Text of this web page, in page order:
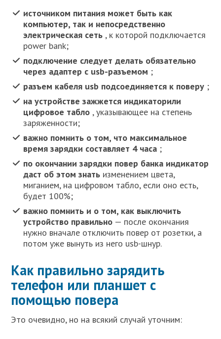
источником питания может быть как
компьютер, так и непосредственно
электрическая сеть , к которой подключается
power bank;
подключение следует делать обязательно
через адаптер с usb-разъемом ;
разъем кабеля usb подсоединяется к поверу ;
на устройстве зажжется индикаторили
цифровое табло , указывающее на степень
заряженности;
важно помнить о том, что максимальное
время зарядки составляет 4 часа ;
по окончании зарядки повер банка индикатор
даст об этом знать изменением цвета,
миганием, на цифровом табло, если оно есть,
будет 100%;
важно помнить и о том, как выключить
устройство правильно — после окончания
нужно вначале отключить повер от розетки, а
потом уже вынуть из него usb-шнур.
Как правильно зарядить
телефон или планшет с
помощью повера
Это очевидно, но на всякий случай уточним: